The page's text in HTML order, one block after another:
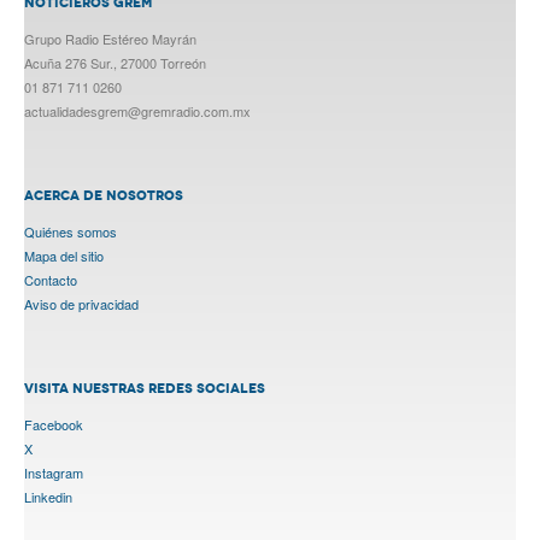
Grupo Radio Estéreo Mayrán
Acuña 276 Sur., 27000 Torreón
01 871 711 0260
actualidadesgrem@gremradio.com.mx
ACERCA DE NOSOTROS
Quiénes somos
Mapa del sitio
Contacto
Aviso de privacidad
VISITA NUESTRAS REDES SOCIALES
Facebook
X
Instagram
Linkedin